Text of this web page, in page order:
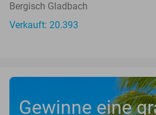
Bergisch Gladbach
Verkauft: 20.393
Gewinne eine